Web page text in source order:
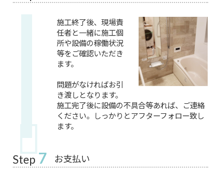
施工終了後、現場責
任者と一緒に施工個
所や設備の稼働状況
等をご確認いただき
ます。
問題がなければお引
き渡しとなります。
施工完了後に設備の不具合等あれば、ご連絡
ください。しっかりとアフターフォロー致し
ます。
Step 7 お支払い